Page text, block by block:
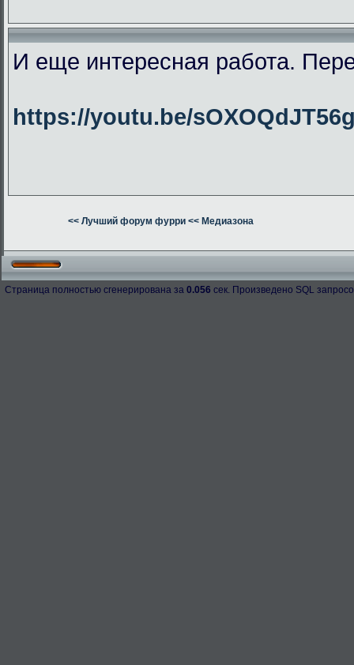
И еще интересная работа.
https://youtu.be/
<< Лучший форум фурри << Медиазона
Страница полностью сгенерирована за 0.056 сек. Произведено SQL